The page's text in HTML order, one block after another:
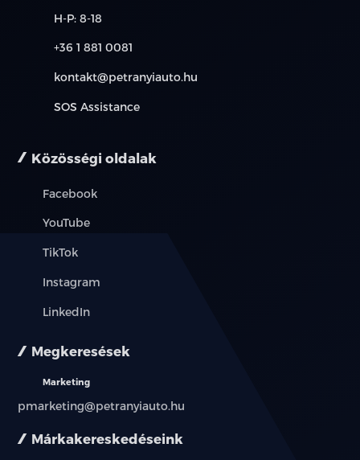
Márkakereskedéseink
H-P: 8-18
+36 1 881 0081
kontakt@petranyiauto.hu
SOS Assistance
Közösségi oldalak
Facebook
YouTube
TikTok
Instagram
LinkedIn
Megkeresések
Marketing
pmarketing@petranyiauto.hu